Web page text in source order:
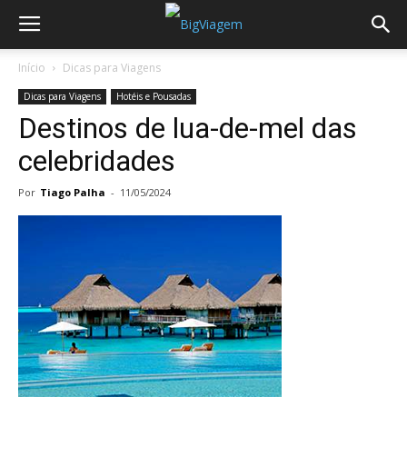
Início Dicas para Viagens
Dicas para Viagens Hotéis e Pousadas
Destinos de lua-de-mel das
celebridades
Por Tiago Palha - 11/05/2024